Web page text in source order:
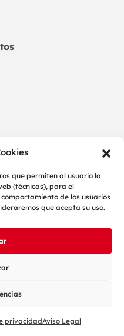
que permiten al usuario la
(técnicas), para el
de los usuarios
que acepta su uso.
privacidadAviso Legal
Accesibilidad